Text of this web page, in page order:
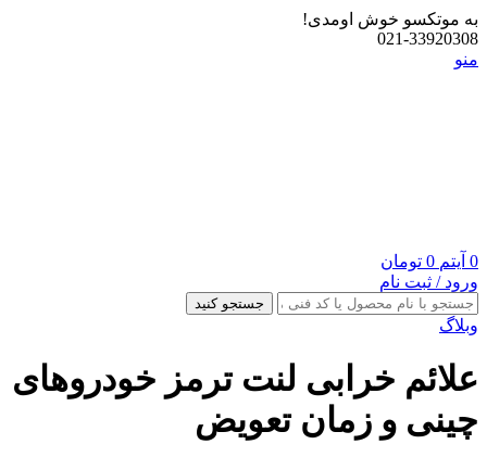
به موتکسو خوش اومدی!
021-33920308
منو
0 آیتم 0 تومان
ورود / ثبت نام
جستجو کنید
وبلاگ
علائم خرابی لنت ترمز خودروهای
چینی و زمان تعویض